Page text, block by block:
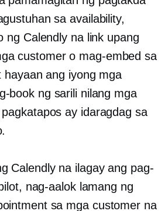
sa availability,
ng Calendly na link upang
customer o mag-embed sa
hayaan ang iyong mga
book ng sarili nilang mga
ay idaragdag sa
Calendly na ilagay ang pag-
nag-aalok lamang ng
sa mga customer na